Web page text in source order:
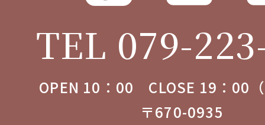
TEL 079-
OPEN 10：00 CLOSE 19：00
〒670-0935